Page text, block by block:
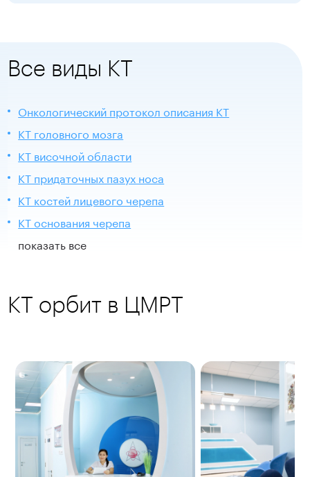
Все виды КТ
Онкологический протокол описания КТ
КТ головного мозга
КТ височной области
КТ придаточных пазух носа
КТ костей лицевого черепа
КТ основания черепа
показать все
КТ орбит в ЦМРТ